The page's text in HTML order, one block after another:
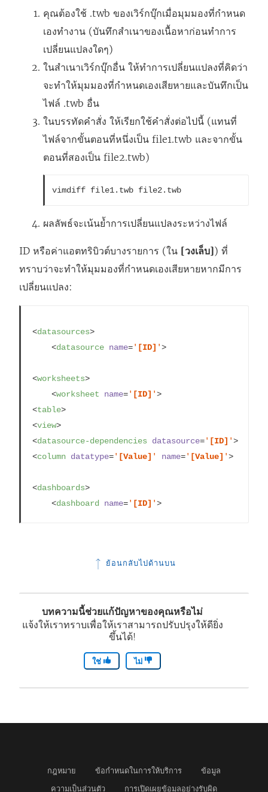
คุณต้องใช้ .twb ของเวิร์กบุ๊กเมื่อมุมมองที่กำหนด
เองทำงาน (บันทึกสำเนาของเนื้อหาก่อนทำการ
เปลี่ยนแปลงใดๆ)
ในสำเนาเวิร์กบุ๊กอื่น ให้ทำการเปลี่ยนแปลงที่คิดว่า
จะทำให้มุมมองที่กำหนดเองเสียหายและบันทึกเป็น
ไฟล์ .twb อื่น
ในบรรทัดคำสั่ง ให้เรียกใช้คำสั่งต่อไปนี้ (แทนที่
ไฟล์จากขั้นตอนที่หนึ่งเป็น file1.twb และจากขั้น
ตอนที่สองเป็น file2.twb)
vimdiff file1.twb file2.twb
ผลลัพธ์จะเน้นย้ำการเปลี่ยนแปลงระหว่างไฟล์
ID หรือค่าแอตทริบิวต์บางรายการ (ใน [วงเล็บ]) ที่
ทราบว่าจะทำให้มุมมองที่กำหนดเองเสียหายหากมีการ
เปลี่ยนแปลง:
<datasources>
<datasource name=' [ID] '>
<worksheets>
<worksheet name=' [ID] '>
<table>
<view>
<datasource-dependencies datasource=' [ID] '>
<column datatype=' [Value] ' name=' [Value] '>
<dashboards>
<dashboard name=' [ID] '>
ย้อนกลับไปด้านบน
บทความนี้ช่วยแก้ปัญหาของคุณหรือไม่
แจ้งให้เราทราบเพื่อให้เราสามารถปรับปรุงให้ดียิ่ง
ขึ้นได้!
ใช่ ไม่
กฎหมาย ข้อกำหนดในการให้บริการ
ข้อมูล
ความเป็นส่วนตัว
การเปิดเผยข้อมูลอย่างรับผิด